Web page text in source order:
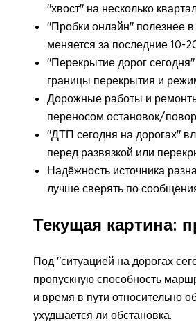
"хвост" на несколько
"Пробки онлайн" полезнее в
меняется за последние 10-
"Перекрытие дорог
границы перекрытия и
Дорожные работы и
переносом остановок/
"ДТП сегодня на дорогах"
перед развязкой или
Надёжность источника
лучше сверять по
Текущая картина:
Под "ситуацией на дорогах
пропускную способность
и время в пути относительно
ухудшается ли обстановка.